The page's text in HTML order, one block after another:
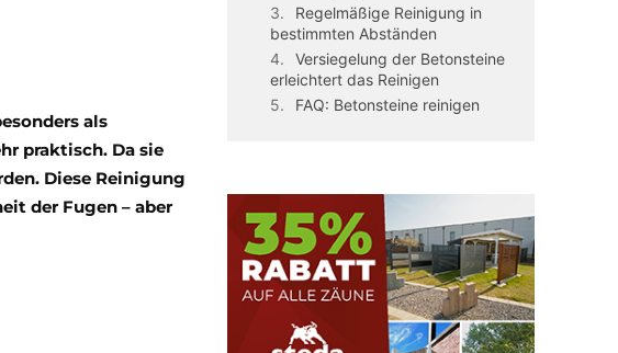
als
praktisch. Da sie
Diese Reinigung
der Fugen – aber
Regelmäßige Reinigung in
bestimmten Abständen
Versiegelung der Betonsteine
erleichtert das Reinigen
FAQ: Betonsteine reinigen